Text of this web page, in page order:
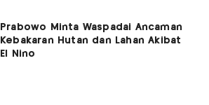
Prabowo Minta Waspadai Ancaman
Kebakaran Hutan dan Lahan Akibat
El Nino